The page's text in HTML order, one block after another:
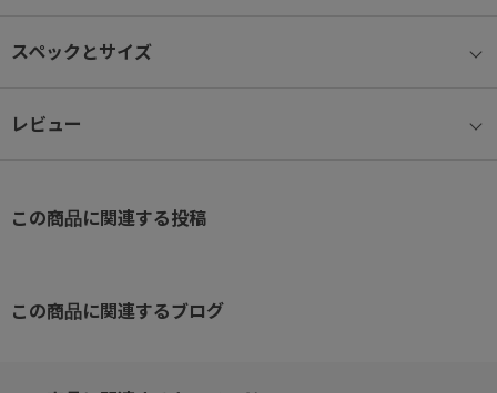
肩紐には取り外し可能なバックルが付いているので、着脱もスムー
無地仕様。
スペックとサイズ
レビュー
この商品に関連する投稿
この商品に関連するブログ